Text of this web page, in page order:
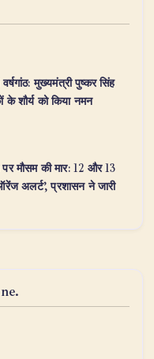
मुख्यमंत्री पुष्कर सिंह
के शौर्य को किया नमन
पर मौसम की मार: 12 और 13
अलर्ट’, प्रशासन ने जारी